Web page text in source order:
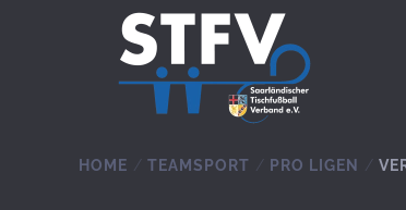
Zum Hauptinhalt springen
HOME TEAMSPORT PRO LIGEN